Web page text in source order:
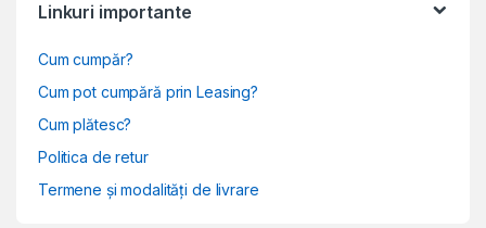
Linkuri importante
Cum cumpăr?
Cum pot cumpără prin Leasing?
Cum plătesc?
Politica de retur
Termene și modalități de livrare